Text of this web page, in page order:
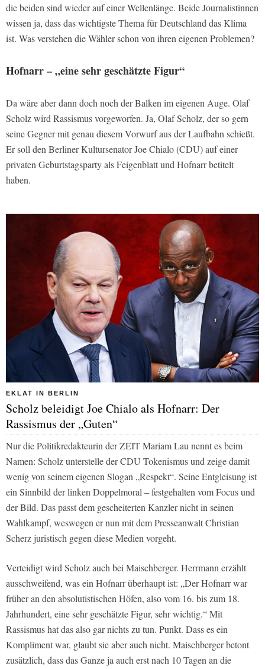
die beiden sind wieder auf einer Wellenlänge. Beide Journalistinnen
wissen ja, dass das wichtigste Thema für Deutschland das Klima
ist. Was verstehen die Wähler schon von ihren eigenen Problemen?
Hofnarr – „eine sehr geschätzte Figur“
Da wäre aber dann doch noch der Balken im eigenen Auge. Olaf
Scholz wird Rassismus vorgeworfen. Ja, Olaf Scholz, der so gern
seine Gegner mit genau diesem Vorwurf aus der Laufbahn schießt.
Er soll den Berliner Kultursenator Joe Chialo (CDU) auf einer
privaten Geburtstagsparty als Feigenblatt und Hofnarr betitelt
haben.
EKLAT IN BERLIN
Scholz beleidigt Joe Chialo als Hofnarr: Der
Rassismus der „Guten“
Nur die Politikredakteurin der ZEIT Mariam Lau nennt es beim
Namen: Scholz unterstelle der CDU Tokenismus und zeige damit
wenig von seinem eigenen Slogan „Respekt“. Seine Entgleisung ist
ein Sinnbild der linken Doppelmoral – festgehalten vomFocusund
derBild. Das passt dem gescheiterten Kanzler nicht in seinen
Wahlkampf, weswegen er nun mit dem Presseanwalt Christian
Scherz juristisch gegen diese Medien vorgeht.
Verteidigt wird Scholz auch bei Maischberger. Herrmann erzählt
ausschweifend, was ein Hofnarr überhaupt ist: „Der Hofnarr war
früher an den absolutistischen Höfen, also vom 16. bis zum 18.
Jahrhundert, eine sehr geschätzte Figur, sehr wichtig.“ Mit
Rassismus hat das also gar nichts zu tun. Punkt. Dass es ein
Kompliment war, glaubt sie aber auch nicht. Maischberger betont
zusätzlich, dass das Ganze ja auch erst nach 10 Tagen an die